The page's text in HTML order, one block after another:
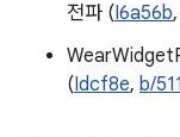
전파 (I6a56b,
(Idcf8e, b/